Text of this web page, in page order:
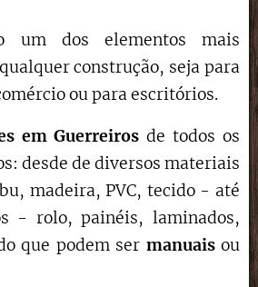
um dos elementos mais
construção, seja para
ou para escritórios.
em Guerreirosde todos os
desde de diversos materiais
madeira, PVC, tecido - até
- rolo, painéis, laminados,
que podem ser manuaisou